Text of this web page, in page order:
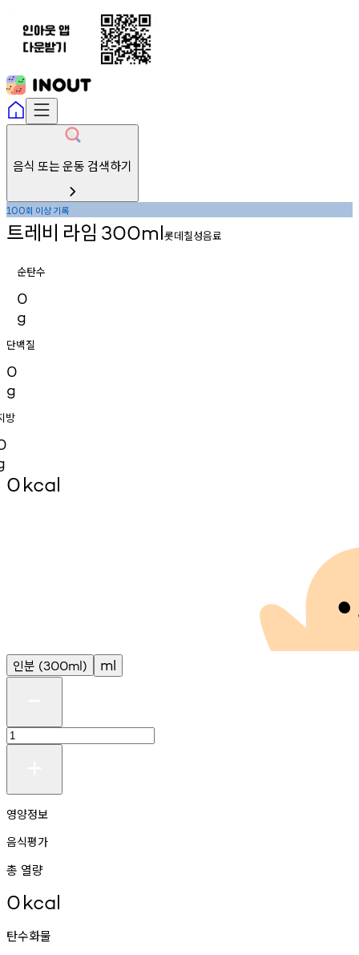
음식 또는 운동 검색하기
100회 이상기록
트레비 라임 300ml롯데칠성음료
순탄수
0
g
단백질
0
g
방
0kcal
인분 (300ml) ml
영양정보
음식평가
총 열량
0kcal
탄수화물